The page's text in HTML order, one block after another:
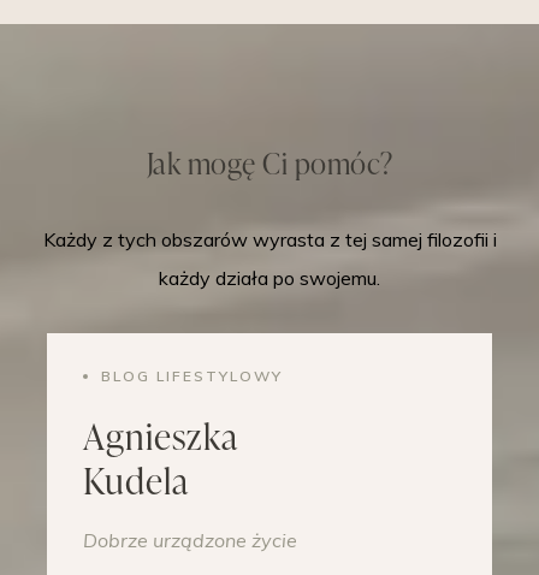
Jak mogę Ci pomóc?
Każdy z tych obszarów wyrasta z tej samej filozofii i
każdy działa po swojemu.
BLOG LIFESTYLOWY
Agnieszka
Kudela
Dobrze urządzone życie